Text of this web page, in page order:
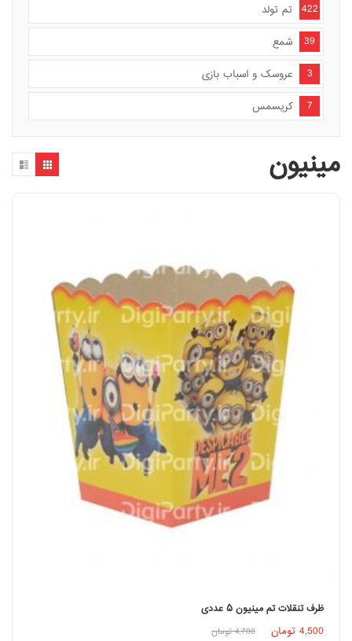
تم تولد 422
شمع
39
عروسک و اسباب بازی
3
کریسمس
7
مینیون
ظرف تنقلات تم مینیون ۵ عددی
4,500 تومان 4,700 تومان